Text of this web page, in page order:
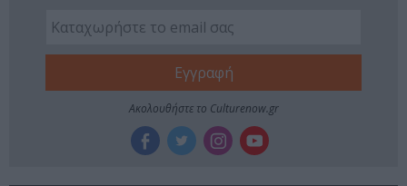
Ακολουθήστε το Culturenow.gr